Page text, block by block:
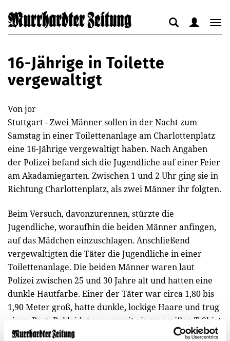
anzeigen
Suche
anzeigen
16-Jährige in Toilette
vergewaltigt
Von jor
Stuttgart - Zwei Männer sollen in der Nacht zum
Samstag in einer Toilettenanlage am Charlottenplatz
eine 16-Jährige vergewaltigt haben. Nach Angaben
der Polizei befand sich die Jugendliche auf einer Feier
am Akadamiegarten. Zwischen 1 und 2 Uhr ging sie in
Richtung Charlottenplatz, als zwei Männer ihr folgten.
Beim Versuch, davonzurennen, stürzte die
Jugendliche, woraufhin die beiden Männer anfingen,
auf das Mädchen einzuschlagen. Anschließend
vergewaltigten die Täter die Jugendliche in einer
Toilettenanlage. Die beiden Männer waren laut
Polizei zwischen 25 und 30 Jahre alt und hatten eine
dunkle Hautfarbe. Einer der Täter war circa 1,80 bis
1,90 Meter groß, hatte dunkle, lockige Haare und trug
einen Bart. Bekleidet war er mit einem weißen T-Shirt
und einer langen Jeans. Der zweite Täter war etwa